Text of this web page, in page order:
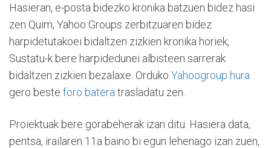
Hasieran, e-posta bidezko kronika batzuen bidez hasi
zen Quim, Yahoo Groups zerbitzuaren bidez
harpidetutakoei bidaltzen zizkien kronika horiek,
Sustatu-k bere harpidedunei albisteen sarrerak
bidaltzen zizkien bezalaxe. Orduko Yahoogroup hura
gero beste foro batera trasladatu zen.
Proiektuak bere gorabeherak izan ditu. Hasiera data,
pentsa, irailaren 11a baino bi egun lehenago izan zuen,